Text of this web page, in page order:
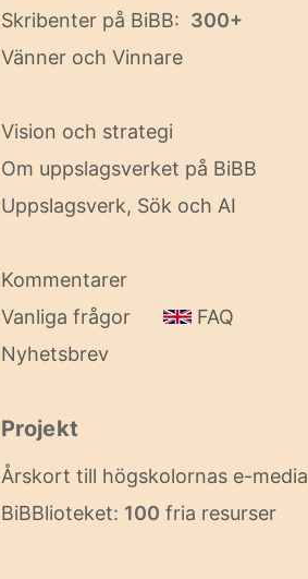
Skribenter på BiBB: 300+
Vänner och Vinnare
Vision och strategi
Om uppslagsverket på BiBB
Uppslagsverk, Sök och AI
Kommentarer
Vanliga frågor
FAQ
Nyhetsbrev
Projekt
Årskort till högskolornas e-media
BiBBlioteket: 100 fria resurser